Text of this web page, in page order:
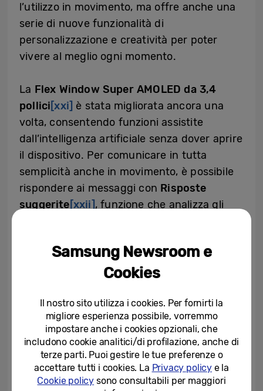
l’utilizzo in movimento, ma offre anche una
serie di nuove funzionalità di
personalizzazione e creatività per poter
vivere al meglio ogni momento.
La Flex Window Super AMOLED da 3,4
pollici[xxi] è stata migliorata ancora una
volta, consentendo funzioni assistite
dall’intelligenza artificiale senza dover aprire
il dispositivo. Per comunicare in tutta
semplicità anche in movimento, è possibile
rispondere ai messaggi con Risposte
suggerite[xxii], funzione che analizza gli
Con Galaxy AI, è possibile ottenere il
massimo dal dispositivo tascabile e molte di
anche su Flex Window. Flex Window, ad
esempio, fornisce l’accesso agli
aggiornamenti e alle notifiche di Samsung
Health[xxiii]e consente di selezionare il
brano successivo che si desidera ascoltare
sul widget musicale. Inoltre, offre più
Samsung Newsroom e
Cookies
Il nostro sito utilizza i cookies. Per fornirti la
migliore esperienza possibile, vorremmo
impostare anche i cookies opzionali, che
includono cookie analitici/di profilazione, anche di
terze parti. Puoi gestire le tue preferenze o
accettare tutti i cookies. La Privacy policye la
Cookie policy sono consultabili per maggiori